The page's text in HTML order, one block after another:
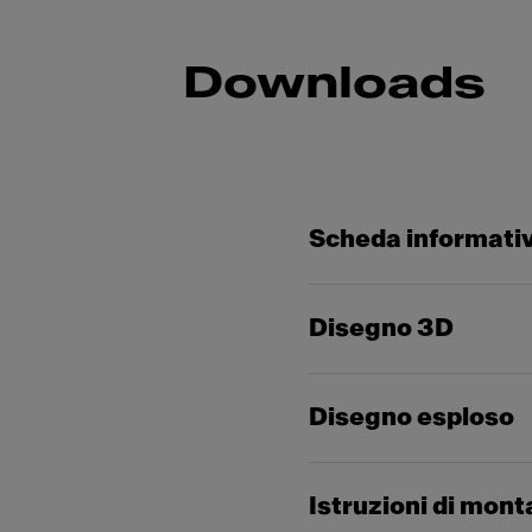
Downloads
Scheda
Disegno 3D
Disegno esploso
Istruzioni di